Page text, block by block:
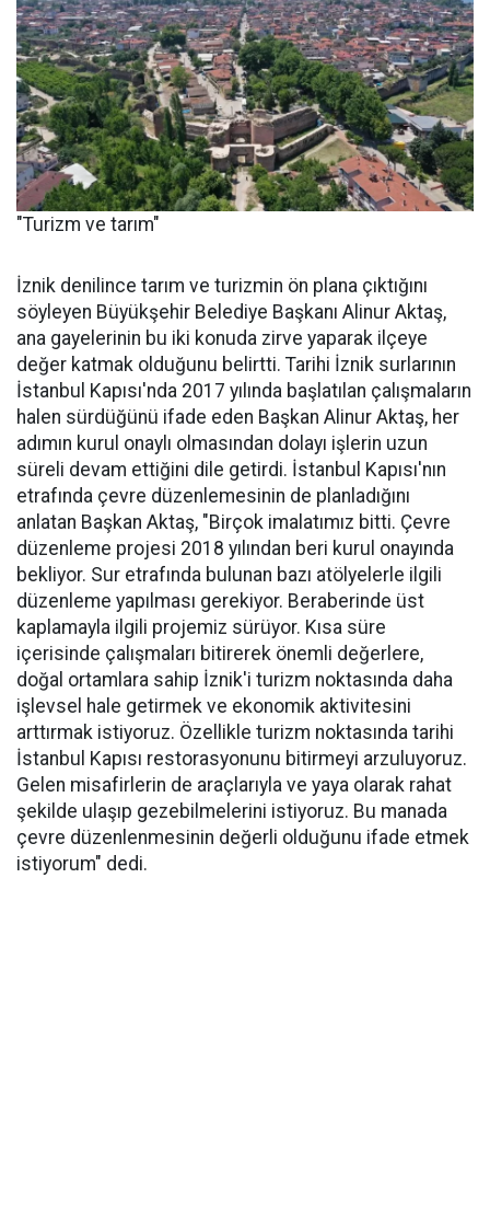
"Turizm ve tarım"
İznik denilince tarım ve turizmin ön plana çıktığını
söyleyen Büyükşehir Belediye Başkanı Alinur Aktaş,
ana gayelerinin bu iki konuda zirve yaparak ilçeye
değer katmak olduğunu belirtti. Tarihi İznik surlarının
İstanbul Kapısı'nda 2017 yılında başlatılan çalışmaların
halen sürdüğünü ifade eden Başkan Alinur Aktaş, her
adımın kurul onaylı olmasından dolayı işlerin uzun
süreli devam ettiğini dile getirdi. İstanbul Kapısı'nın
etrafında çevre düzenlemesinin de planladığını
anlatan Başkan Aktaş, "Birçok imalatımız bitti. Çevre
düzenleme projesi 2018 yılından beri kurul onayında
bekliyor. Sur etrafında bulunan bazı atölyelerle ilgili
düzenleme yapılması gerekiyor. Beraberinde üst
kaplamayla ilgili projemiz sürüyor. Kısa süre
içerisinde çalışmaları bitirerek önemli değerlere,
doğal ortamlara sahip İznik'i turizm noktasında daha
işlevsel hale getirmek ve ekonomik aktivitesini
arttırmak istiyoruz. Özellikle turizm noktasında tarihi
İstanbul Kapısı restorasyonunu bitirmeyi arzuluyoruz.
Gelen misafirlerin de araçlarıyla ve yaya olarak rahat
şekilde ulaşıp gezebilmelerini istiyoruz. Bu manada
çevre düzenlenmesinin değerli olduğunu ifade etmek
istiyorum" dedi.